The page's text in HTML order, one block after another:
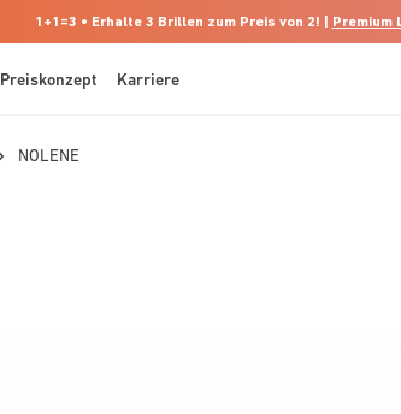
1+1=3 • Erhalte 3 Brillen zum Preis von 2! | Premium
Preiskonzept Karriere
NOLENE